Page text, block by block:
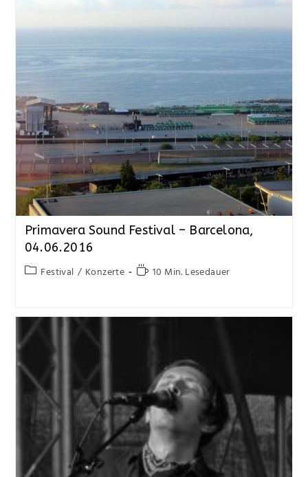
Primavera Sound Festival – Barcelona,
04.06.2016
Festival / Konzerte 10 Min. Lesedauer